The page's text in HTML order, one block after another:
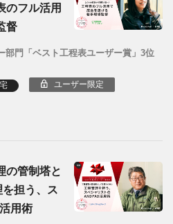
フル活用
督
部門「ベスト工程表ユーザー賞」3位
ユーザー限定
の管制塔と
担う、ス
用術